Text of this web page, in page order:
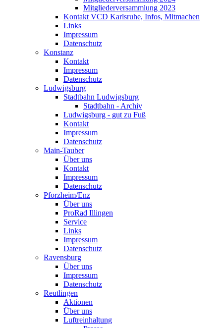
Mitgliederversammlung 2023
Kontakt VCD Karlsruhe, Infos, Mitmachen
Links
Impressum
Datenschutz
Konstanz
Kontakt
Impressum
Datenschutz
Ludwigsburg
Stadtbahn Ludwigsburg
Stadtbahn - Archiv
Ludwigsburg - gut zu Fuß
Kontakt
Impressum
Datenschutz
Main-Tauber
Über uns
Kontakt
Impressum
Datenschutz
Pforzheim/Enz
Über uns
ProRad Illingen
Service
Links
Impressum
Datenschutz
Ravensburg
Über uns
Impressum
Datenschutz
Reutlingen
Aktionen
Über uns
Luftreinhaltung